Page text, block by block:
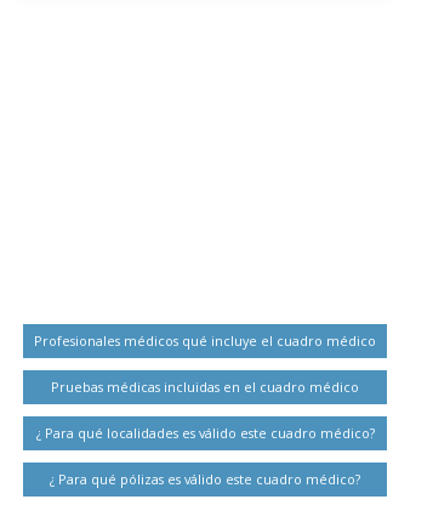
Profesionales médicos qué incluye el cuadro médico
Pruebas médicas incluidas en el cuadro médico
¿ Para qué localidades es válido este cuadro médico?
¿ Para qué pólizas es válido este cuadro médico?